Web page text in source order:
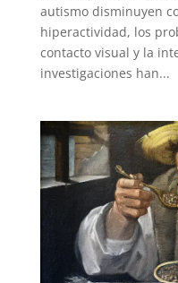
autismo disminuyen
hiperactividad, los
contacto visual y la
investigaciones han...